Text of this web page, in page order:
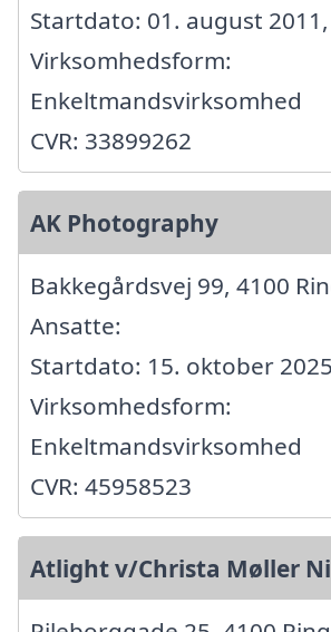
Startdato: 01. august 2011,
Virksomhedsform:
Enkeltmandsvirksomhed
CVR: 33899262
AK Photography
Bakkegårdsvej 99, 4100
Ansatte:
Startdato: 15. oktober
Virksomhedsform:
Enkeltmandsvirksomhed
CVR: 45958523
Atlight v/Christa Møller